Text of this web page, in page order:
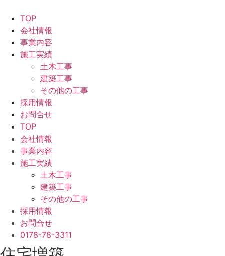
TOP
会社情報
事業内容
施工実績
土木工事
建築工事
その他の工事
採用情報
お問合せ
TOP
会社情報
事業内容
施工実績
土木工事
建築工事
その他の工事
採用情報
お問合せ
0178-78-3311